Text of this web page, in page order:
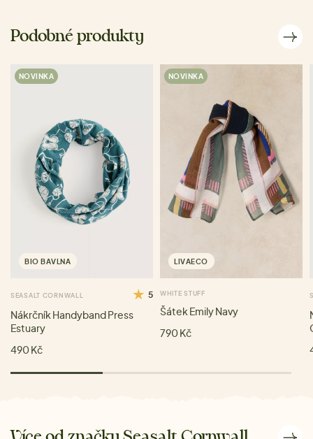
Podobné produkty
NOVINKA
BIO BAVLNA
SEASALT CORNWALL 5
Nákrčník Handyband Press
Estuary
490 Kč
NOVINKA
LIVAECO
WHITE STUFF
Šátek Emily Navy
790 Kč